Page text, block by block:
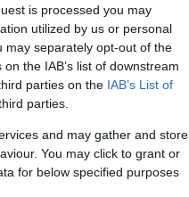
is processed you may
utilized by us or personal
may separately opt-out of the
the IAB’s list of downstream
parties on the IAB’s List of
parties.
and may gather and store
You may click to grant or
for below specified purposes